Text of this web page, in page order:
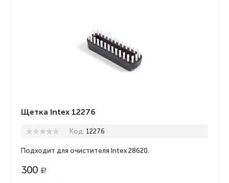
Щетка Intex 12276
Код: 12276
Подходит для очистителя Intex 28620.
300 Р